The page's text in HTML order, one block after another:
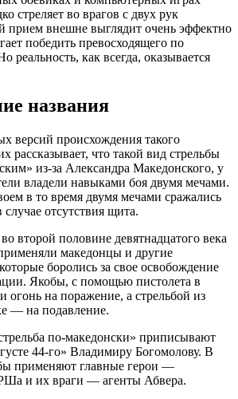
стреляет во врагов с двух рук
прием внешне выглядит очень эффектно
победить превосходящего по
реальность, как всегда, оказывается
названия
версий происхождения такого
рассказывает, что такой вид стрельбы
из-за Александра Македонского, у
владели навыками боя двумя мечами.
в то время двумя мечами сражались
отсутствия щита.
второй половине девятнадцатого века
македонцы и другие
боролись за свое освобождение
Якобы, с помощью пистолета в
огонь на поражение, а стрельбой из
— на подавление.
по-македонски» приписывают
44-го» Владимиру Богомолову. В
применяют главные герои —
и их враги — агенты Абвера.